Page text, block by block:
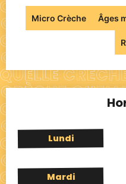
Micro Crèche Âges
Lundi
Mardi